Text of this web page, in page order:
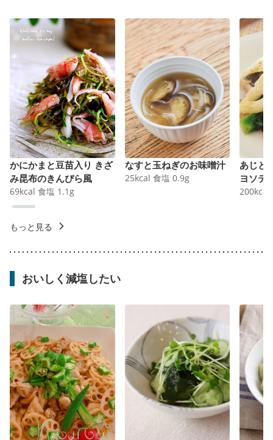
かにかまと豆苗入り きざ
み昆布のきんぴら風
69kcal 食塩 1.1 g
なすと玉ねぎのお味噌汁
25kcal 食塩 0.9g
あじと
ヨソテ
200kcal
もっと見る
おいしく減塩したい